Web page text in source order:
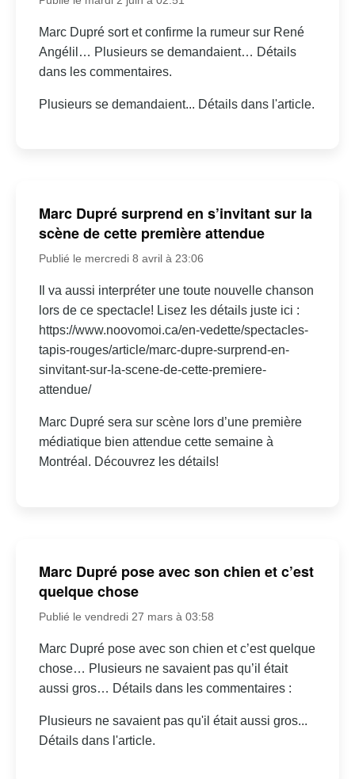
Marc Dupré sort et confirme la rumeur sur René
Angélil… Plusieurs se demandaient… Détails
dans les commentaires.
Plusieurs se demandaient... Détails dans l'article.
Marc Dupré surprend en s’invitant sur la
scène de cette première attendue
Publié le mercredi 8 avril à 23:06
Il va aussi interpréter une toute nouvelle chanson
lors de ce spectacle! Lisez les détails juste ici :
https://www.noovomoi.ca/en-vedette/spectacles-
tapis-rouges/article/marc-dupre-surprend-en-
sinvitant-sur-la-scene-de-cette-premiere-
attendue/
Marc Dupré sera sur scène lors d’une première
médiatique bien attendue cette semaine à
Montréal. Découvrez les détails!
Marc Dupré pose avec son chien et c’est
quelque chose
Publié le vendredi 27 mars à 03:58
Marc Dupré pose avec son chien et c’est quelque
chose… Plusieurs ne savaient pas qu’il était
aussi gros… Détails dans les commentaires :
Plusieurs ne savaient pas qu'il était aussi gros...
Détails dans l'article.